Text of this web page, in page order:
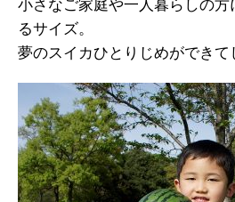
小さなご家庭や一人暮らしの
るサイズ。
夢のスイカひとりじめができて